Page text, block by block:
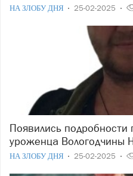
НА ЗЛОБУ ДНЯ 25-02-2025
Появились подробности гибели в ходе СВО
уроженца Вологодчины
НА ЗЛОБУ ДНЯ 25-02-2025